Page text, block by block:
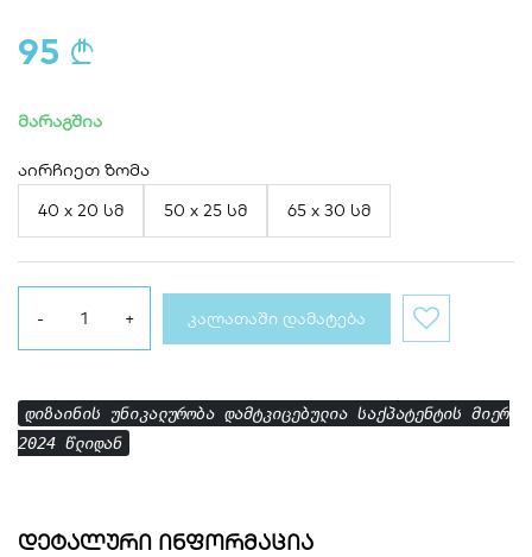
95 a
მარაგშია
აირჩიეთ ზომა
40 x 20 სმ 50 x 25 სმ 65 x 30 სმ
ᲙᲐᲚᲐᲗᲐᲨᲘ ᲓᲐᲛᲐᲢᲔᲑᲐ
დიზაინის უნიკალურობა დამტკიცებულია საქპატენტის მიერ
2024 წლიდან
დეტალური ინფორმაცია